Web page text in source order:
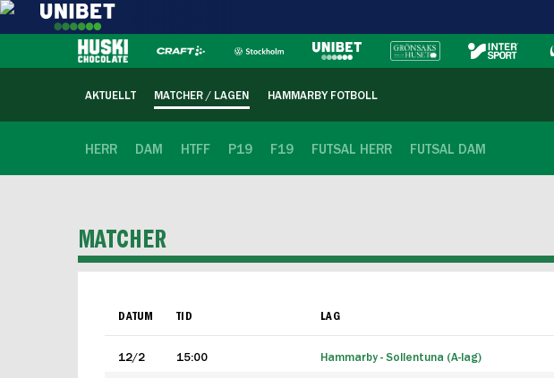
AKTUELLT MATCHER / LAGEN HAMMARBY FOTBOLL
HERR DAM HTFF P19 F19 FUTSAL HERR FUTSAL DAM
MATCHER
DATUM TID LAG
12/2 15:00 Hammarby - Sollentuna (A-lag)